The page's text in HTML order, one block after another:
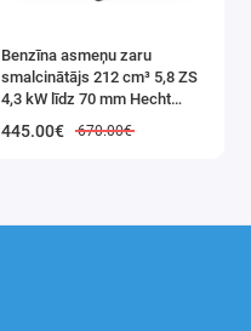
Benzīna asmeņu zaru
smalcinātājs 212 cm³ 5,8 ZS
4,3 kW līdz 70 mm Hecht
445.00€ 670.00€